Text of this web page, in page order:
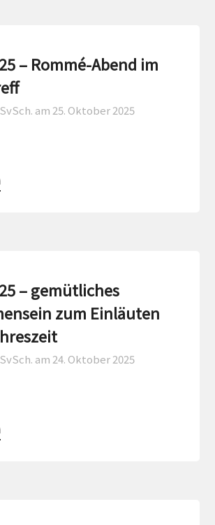
– Rommé-Abend im
am 25. Oktober 2025
– gemütliches
zum Einläuten
am 24. Oktober 2025